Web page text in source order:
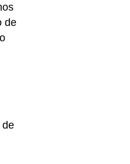
de
de